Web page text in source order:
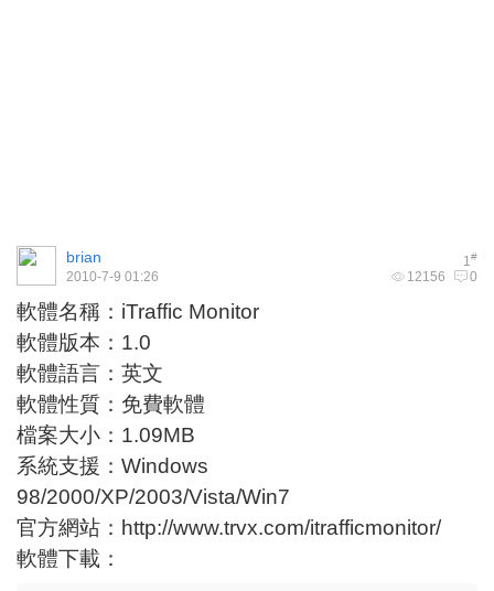
1#
brian
12156 0
2010-7-9 01:26
軟體名稱：iTraffic Monitor
軟體版本：1.0
軟體語言：英文
軟體性質：免費軟體
檔案大小：1.09MB
系統支援：Windows
98/2000/XP/2003/Vista/Win7
官方網站： http://www.trvx.com/itrafficmonitor/
軟體下載：